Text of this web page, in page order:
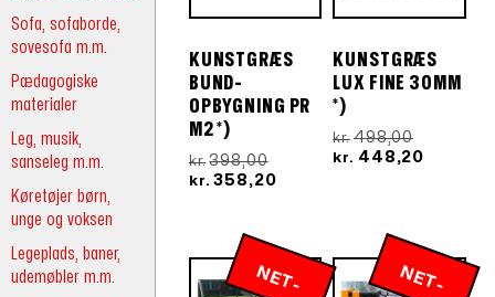
Sofa, sofaborde,
sovesofa m.m.
Pædagogiske
materialer
Leg, musik,
sanseleg m.m.
Køretøjer børn,
unge og voksen
Legeplads, baner,
udemøbler m.m.
KUNSTGRÆS
BUND-
OPBYGNING PR
M2 *)
kr. 398,00Den
oprindelige
kr.398,00.
kr. 358,20Den
kr.358,20.
KUNSTGRÆS
LUX FINE 30MM
*)
kr. 498,00Den
kr. 448,20
N
E
T
-
R N
E
T
-
R